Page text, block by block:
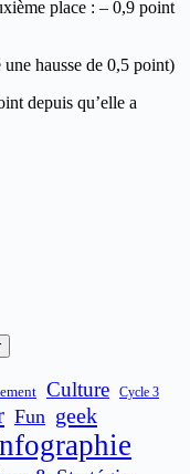
place : – 0,9 point
hausse de 0,5 point)
depuis qu’elle a
Culture
Cycle 3
Fun geek